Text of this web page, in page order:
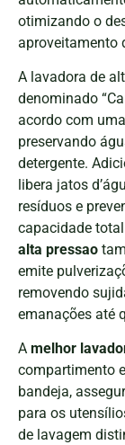
otimizando o
aproveitamento
A lavadora de
denominado
acordo com
preservando
detergente.
libera jatos
resíduos e
capacidade
alta pressao
emite
removendo
emanações até
A melhor
compartimento
bandeja,
para os
de lavagem